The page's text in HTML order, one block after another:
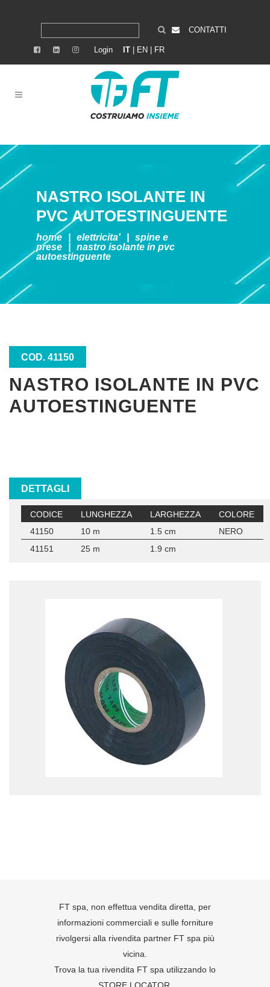
CONTATTI
Login IT EN FR
NASTRO ISOLANTE IN
PVC AUTOESTINGUENTE
home elettricita'
spine e
prese
nastro isolante in pvc
autoestinguente
COD. 41150
NASTRO ISOLANTE IN PVC
AUTOESTINGUENTE
DETTAGLI
CODICE LUNGHEZZA LARGHEZZA
COLORE
41150
10 m 1.5 cm
NERO
41151
25 m 1.9 cm
FT spa, non effettua vendita diretta, per
informazioni commerciali e sulle forniture
rivolgersi alla rivendita partner FT spa più
vicina.
Trova la tua rivendita FT spa utilizzando lo